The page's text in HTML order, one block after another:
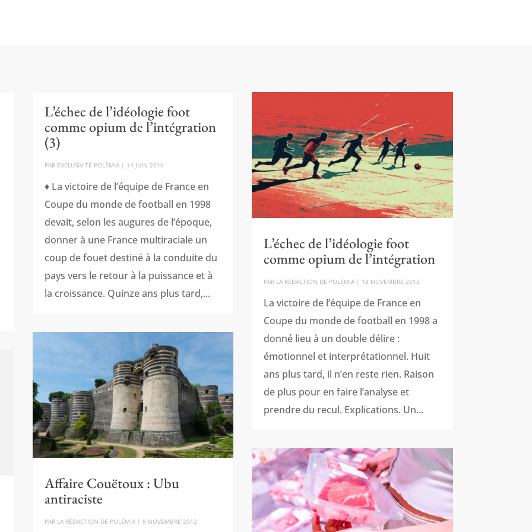
L’échec de l’idéologie foot
comme opium de l’intégration
(3)
PAR EXCLUSIVITÉ POLÉMIA| 14 JUIN 2016
♦ La victoire de l’équipe de France en
Coupe du monde de football en 1998
devait, selon les augures de l’époque,
donner à une France multiraciale un
coup de fouet destiné à la conduite du
pays vers le retour à la puissance et à
la croissance. Quinze ans plus tard,...
Affaire Couëtoux : Ubu
antiraciste
PAR LA RÉDACTION DE POLÉMIA| 8 NOVEMBRE 2012
L’échec de l’idéologie foot
comme opium de l’intégration
PAR LA RÉDACTION DE POLÉMIA| 18 NOVEMBRE 2013
La victoire de l’équipe de France en
Coupe du monde de football en 1998 a
donné lieu à un double délire :
émotionnel et interprétationnel. Huit
ans plus tard, il n’en reste rien. Raison
de plus pour en faire l’analyse et
prendre du recul. Explications. Un...